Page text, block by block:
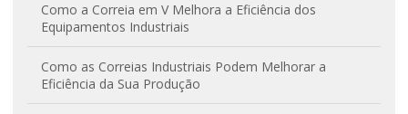
Como a Correia em V Melhora a Eficiência dos
Equipamentos Industriais
Como as Correias Industriais Podem Melhorar a
Eficiência da Sua Produção